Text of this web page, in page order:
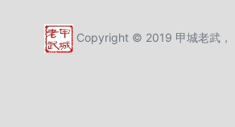
Copyright © 2019 甲城老武，